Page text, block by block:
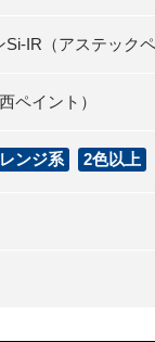
Si-IR（アステック
ペイント）
ンジ系 2色以上